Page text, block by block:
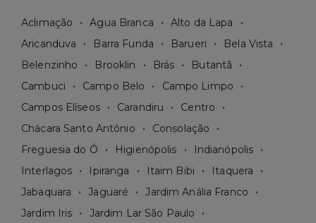
Aclimação Agua Branca
Alto da Lapa
Aricanduva
Barra Funda Barueri
Bela Vista
Belenzinho
Brooklin Brás
Butantã
Cambuci
Campo Belo
Campo Limpo
Campos Elíseos
Carandiru
Centro
Chácara Santo Antônio
Consolação
Freguesia do Ó
Higienópolis
Indianópolis
Interlagos
Ipiranga Itaim Bibi
Itaquera
Jabaquara
Jaguaré
Jardim Anália Franco
Jardim Iris
Jardim Lar São Paulo